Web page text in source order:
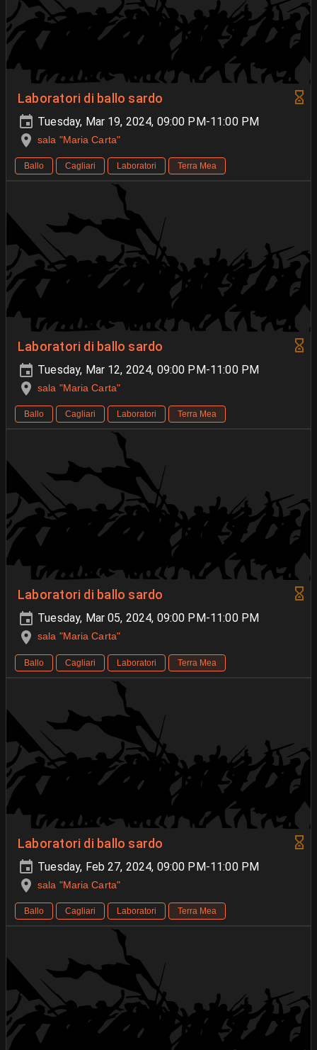
Laboratori di ballo sardo
Tuesday, Mar 19, 2024, 09:00 PM-11:00 PM
sala "Maria Carta"
Ballo Cagliari Laboratori Terra Mea
Laboratori di ballo sardo
Tuesday, Mar 12, 2024, 09:00 PM-11:00 PM
sala "Maria Carta"
Ballo Cagliari Laboratori Terra Mea
Laboratori di ballo sardo
Tuesday, Mar 05, 2024, 09:00 PM-11:00 PM
sala "Maria Carta"
Ballo Cagliari Laboratori Terra Mea
Laboratori di ballo sardo
Tuesday, Feb 27, 2024, 09:00 PM-11:00 PM
sala "Maria Carta"
Ballo Cagliari Laboratori Terra Mea